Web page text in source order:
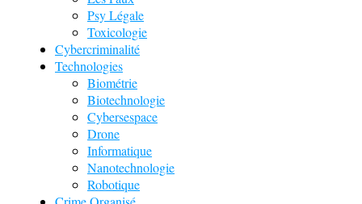
Psy Légale
Toxicologie
Cybercriminalité
Technologies
Biométrie
Biotechnologie
Cybersespace
Drone
Informatique
Nanotechnologie
Robotique